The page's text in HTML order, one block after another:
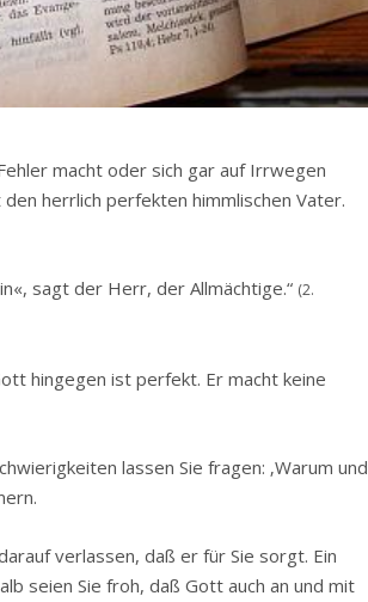
macht oder sich gar auf Irrwegen
herrlich perfekten himmlischen Vater.
sagt der Herr, der Allmächtige.“ (2.
hingegen ist perfekt. Er macht keine
lassen Sie fragen: ‚Warum und
verlassen, daß er für Sie sorgt. Ein
seien Sie froh, daß Gott auch an und mit